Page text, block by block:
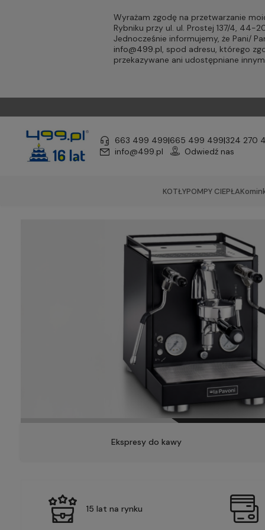
Wyrażam zgodę na przetwarzanie
Rybniku przy ul. ul. Prostej 137/4, 44-
Jednocześnie informujemy, że Pani/
info@499.pl, spod adresu, którego
przekazywane ani udostępniane
663 499 499|665 499 499|324 270
info@499.pl
Odwiedź nas
KOTŁYPOMPY CIEPŁA
Ekspresy do kawy
15 lat na rynku